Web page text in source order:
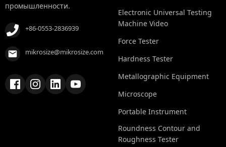
промышленности.
+86-0553-2836939
mikrosize@mikrosize.com
Electronic Universal Testing
Machine Video
Force Tester
Hardness Tester
Metallographic Equipment
Microscope
Portable Instrument
Roundness Contour and
Roughness Tester